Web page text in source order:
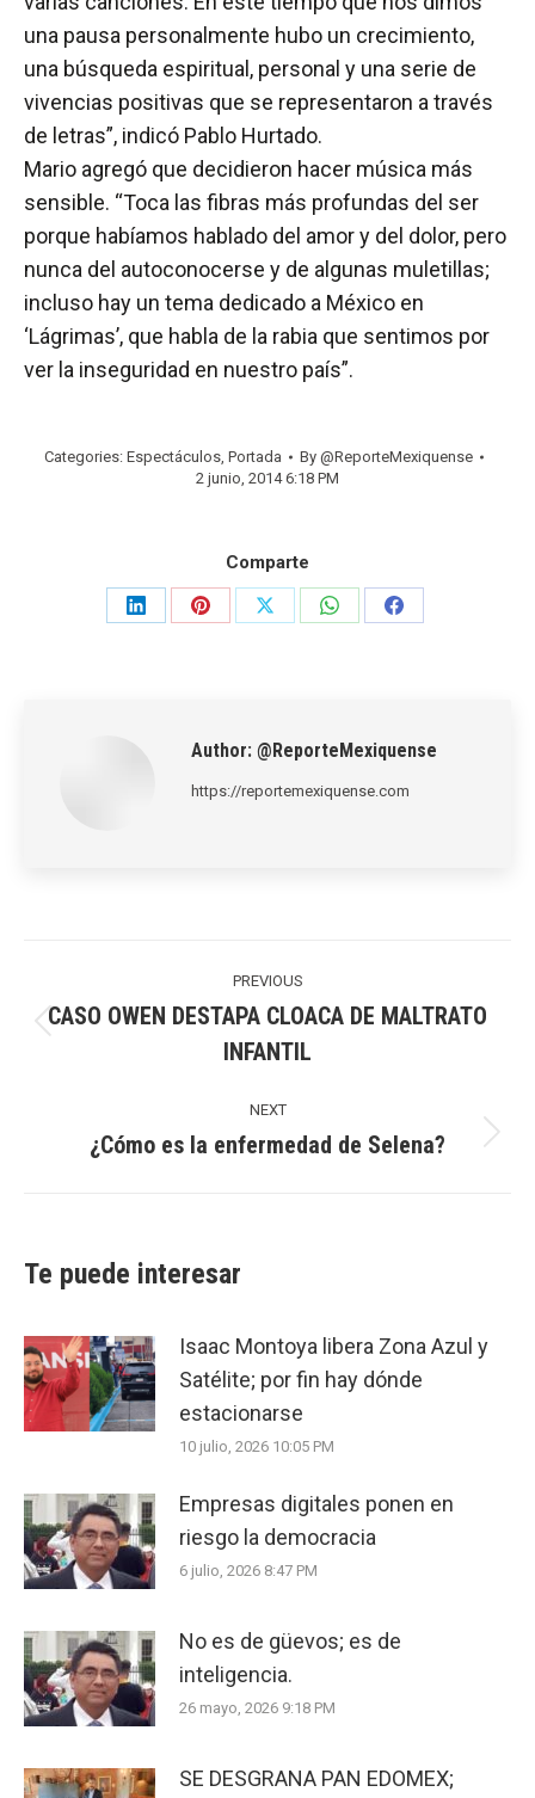
una pausa personalmente hubo un crecimiento,
una búsqueda espiritual, personal y una serie de
vivencias positivas que se representaron a través
de letras”, indicó Pablo Hurtado.
Mario agregó que decidieron hacer música más
sensible. “Toca las fibras más profundas del ser
porque habíamos hablado del amor y del dolor, pero
nunca del autoconocerse y de algunas muletillas;
incluso hay un tema dedicado a México en
‘Lágrimas’, que habla de la rabia que sentimos por
ver la inseguridad en nuestro país”.
Categories: Espectáculos, Portada By @ReporteMexiquense
2 junio, 2014 6:18 PM
Comparte
Share
Share
Share
Share
Share
Author: @ReporteMexiquense
https://reportemexiquense.com
PREVIOUS
post:
CASO OWEN DESTAPA CLOACA DE MALTRATO
INFANTIL
NEXT
Next
¿Cómo es la enfermedad de Selena?
Te puede interesar
Isaac Montoya libera Zona Azul y
Satélite; por fin hay dónde
estacionarse
10 julio, 2026 10:05 PM
Empresas digitales ponen en
riesgo la democracia
6 julio, 2026 8:47 PM
No es de güevos; es de
inteligencia.
26 mayo, 2026 9:18 PM
SE DESGRANA PAN EDOMEX;